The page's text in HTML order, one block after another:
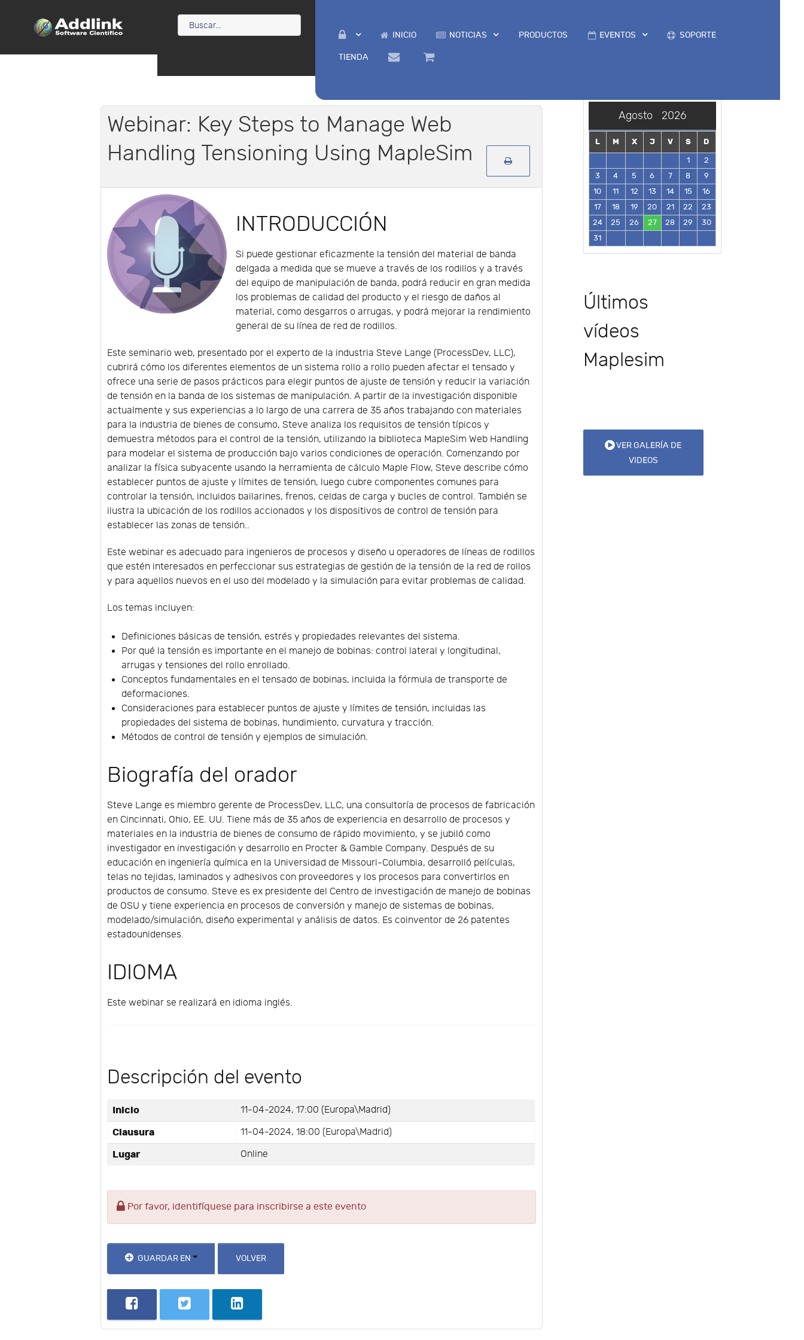
INICIO NOTICIAS PRODUCTOS EVENTOS SOPORTE
TIENDA
Webinar: Key Steps to Manage Web
Handling Tensioning Using MapleSim
INTRODUCCIÓN
Si puede gestionar eficazmente la tensión del material de banda
delgada a medida que se mueve a través de los rodillos y a través
del equipo de manipulación de banda, podrá reducir en gran medida
los problemas de calidad del producto y el riesgo de daños al
material, como desgarros o arrugas, y podrá mejorar la rendimiento
general de su línea de red de rodillos.
Este seminario web, presentado por el experto de la industria Steve Lange (ProcessDev, LLC),
cubrirá cómo los diferentes elementos de un sistema rollo a rollo pueden afectar el tensado y
ofrece una serie de pasos prácticos para elegir puntos de ajuste de tensión y reducir la variación
de tensión en la banda de los sistemas de manipulación. A partir de la investigación disponible
actualmente y sus experiencias a lo largo de una carrera de 35 años trabajando con materiales
para la industria de bienes de consumo, Steve analiza los requisitos de tensión típicos y
demuestra métodos para el control de la tensión, utilizando la biblioteca MapleSim Web Handling
para modelar el sistema de producción bajo varios condiciones de operación. Comenzando por
analizar la física subyacente usando la herramienta de cálculo Maple Flow, Steve describe cómo
establecer puntos de ajuste y límites de tensión, luego cubre componentes comunes para
controlar la tensión, incluidos bailarines, frenos, celdas de carga y bucles de control. También se
ilustra la ubicación de los rodillos accionados y los dispositivos de control de tensión para
establecer las zonas de tensión..
Este webinar es adecuado para ingenieros de procesos y diseño u operadores de líneas de rodillos
que estén interesados en perfeccionar sus estrategias de gestión de la tensión de la red de rollos
y para aquellos nuevos en el uso del modelado y la simulación para evitar problemas de calidad.
Los temas incluyen:
Definiciones básicas de tensión, estrés y propiedades relevantes del sistema.
Por qué la tensión es importante en el manejo de bobinas: control lateral y longitudinal,
arrugas y tensiones del rollo enrollado.
Conceptos fundamentales en el tensado de bobinas, incluida la fórmula de transporte de
deformaciones.
Consideraciones para establecer puntos de ajuste y límites de tensión, incluidas las
propiedades del sistema de bobinas, hundimiento, curvatura y tracción.
Métodos de control de tensión y ejemplos de simulación.
Biografía del orador
Steve Lange es miembro gerente de ProcessDev, LLC, una consultoría de procesos de fabricación
en Cincinnati, Ohio, EE. UU. Tiene más de 35 años de experiencia en desarrollo de procesos y
materiales en la industria de bienes de consumo de rápido movimiento, y se jubiló como
investigador en investigación y desarrollo en Procter & Gamble Company. Después de su
educación en ingeniería química en la Universidad de Missouri-Columbia, desarrolló películas,
telas no tejidas, laminados y adhesivos con proveedores y los procesos para convertirlos en
productos de consumo. Steve es ex presidente del Centro de investigación de manejo de bobinas
de OSU y tiene experiencia en procesos de conversión y manejo de sistemas de bobinas,
modelado/simulación, diseño experimental y análisis de datos. Es coinventor de 26 patentes
estadounidenses.
IDIOMA
Este webinar se realizará en idioma inglés.
Descripción del evento
Inicio 11-04-2024, 17:00 (Europa\Madrid)
Clausura 11-04-2024, 18:00 (Europa\Madrid)
Lugar Online
Por favor, identifíquese para inscribirse a este evento
GUARDAR EN VOLVER
Agosto 2026
L M X J V S
D
1
2
3
4 5 6 7 8
9
10
11 12 13 14 15
16
17
18 19 20 21 22
23
24
25 26 27 28 29
30
31
Últimos
vídeos
Maplesim
VER GALERÍA DE
VIDEOS